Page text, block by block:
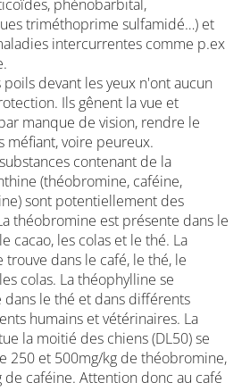
phénobarbital,
triméthoprime sulfamidé…) et
intercurrentes comme p.ex
poils devant les yeux n'ont aucun
Ils gênent la vue et
manque de vision, rendre le
méfiant, voire peureux.
contenant de la
(théobromine, caféine,
sont potentiellement des
théobromine est présente dans le
cacao, les colas et le thé. La
trouve dans le café, le thé, le
colas. La théophylline se
dans le thé et dans différents
humains et vétérinaires. La
la moitié des chiens (DL50) se
250 et 500mg/kg de théobromine,
de caféine. Attention donc au café